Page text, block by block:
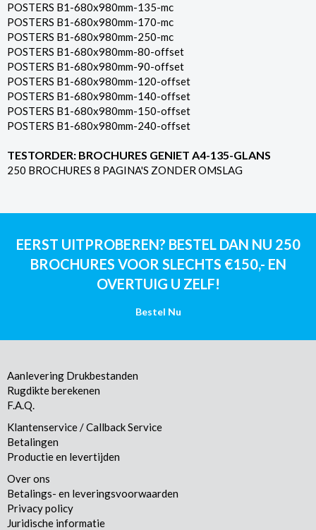
POSTERS B1-680x980mm-135-mc
POSTERS B1-680x980mm-170-mc
POSTERS B1-680x980mm-250-mc
POSTERS B1-680x980mm-80-offset
POSTERS B1-680x980mm-90-offset
POSTERS B1-680x980mm-120-offset
POSTERS B1-680x980mm-140-offset
POSTERS B1-680x980mm-150-offset
POSTERS B1-680x980mm-240-offset
TESTORDER: BROCHURES GENIET A4-135-GLANS
250 BROCHURES 8 PAGINA'S ZONDER OMSLAG
EERST UITPROBEREN? BESTEL DAN NU 250
BROCHURES VOOR SLECHTS €150,- EN
OVERTUIG U ZELF!
Bestel Nu
Aanlevering Drukbestanden
Rugdikte berekenen
F.A.Q.
Klantenservice / Callback Service
Betalingen
Productie en levertijden
Over ons
Betalings- en leveringsvoorwaarden
Privacy policy
Juridische informatie